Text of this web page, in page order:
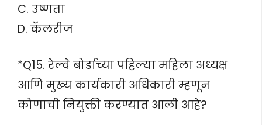
C. उष्णता
D. कॅलरीज
*Q15. रेल्वे बोर्डाच्या पहिल्या महिला अध्यक्ष
आणि मुख्य कार्यकारी अधिकारी म्हणून
कोणाची नियुक्ती करण्यात आली आहे?